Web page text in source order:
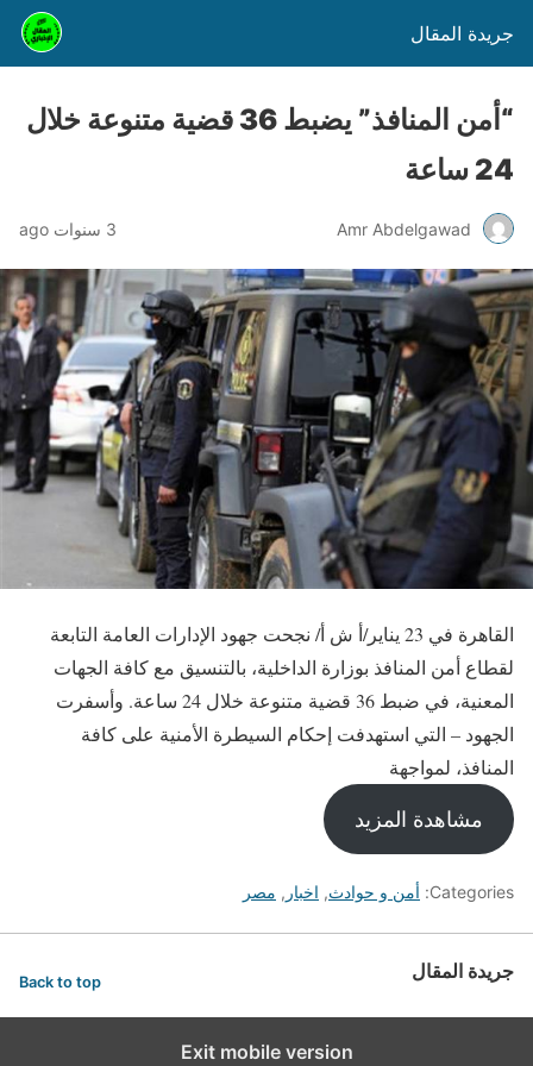
جريدة المقال
“أمن المنافذ” يضبط 36 قضية متنوعة خلال
24 ساعة
Amr Abdelgawad 3 سنوات ago
القاهرة في 23 يناير/أ ش أ/ نجحت جهود الإدارات العامة التابعة
لقطاع أمن المنافذ بوزارة الداخلية، بالتنسيق مع كافة الجهات
المعنية، في ضبط 36 قضية متنوعة خلال 24 ساعة. وأسفرت
الجهود – التي استهدفت إحكام السيطرة الأمنية على كافة
المنافذ، لمواجهة
مشاهدة المزيد
Categories: أمن و حوادث, اخبار , مصر
جريدة المقال Back to top
Exit mobile version